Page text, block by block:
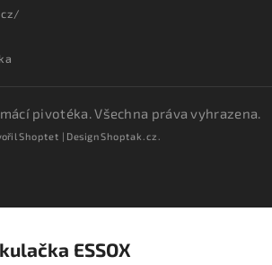
pivotéka. Všechna práva vyhrazena.
Shoptet | DesignShoptak.cz.
ESSOX